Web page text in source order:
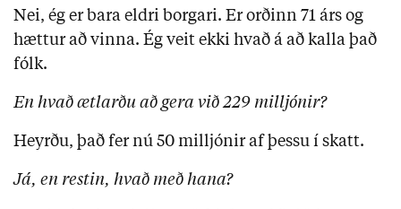
Nei, ég er bara eldri borgari. Er orðinn 71 árs og
hættur að vinna. Ég veit ekki hvað á að kalla það
fólk.
En hvað ætlarðu að gera við 229 milljónir?
Heyrðu, það fer nú 50 milljónir af þessu í skatt.
Já, en restin, hvað með hana?